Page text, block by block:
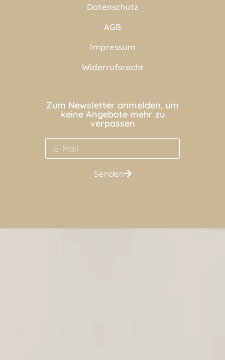
Datenschutz
AGB
Impressum
Widerrufsrecht
Zum Newsletter anmelden, um
keine Angebote mehr zu
verpassen
Senden